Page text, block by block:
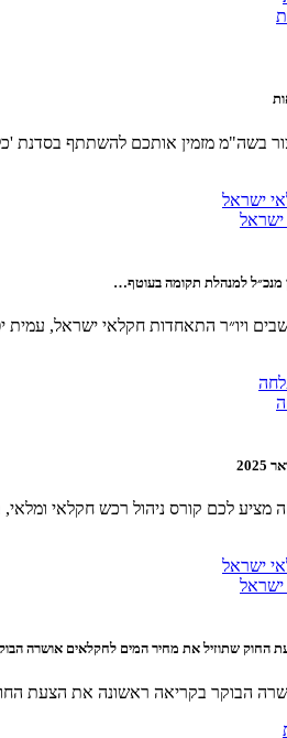
בשה"מ מזמין אותכם להשתתף בסדנת
מנכ״ל למנהלת תקומה בעוטף…
ויו״ר התאחדות חקלאי ישראל,
לכם קורס ניהול רכש חקלאי ומלאי, בשיתוף עם
החוק שתוזיל את מחיר המים לחקלאים אושרה
הבוקר בקריאה ראשונה את הצעת